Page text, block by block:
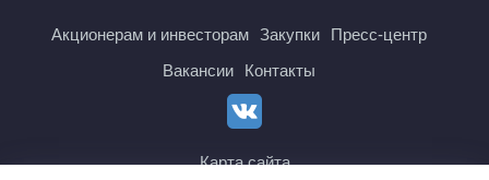
Акционерам и инвесторам Закупки
Пресс-центр
Вакансии
Контакты
Карта сайта